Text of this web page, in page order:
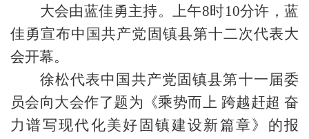
大会由蓝佳勇主持。上午8时10分许，蓝
佳勇宣布中国共产党固镇县第十二次代表大
会开幕。
徐松代表中国共产党固镇县第十一届委
员会向大会作了题为《乘势而上 跨越赶超 奋
力谱写现代化美好固镇建设新篇章》的报